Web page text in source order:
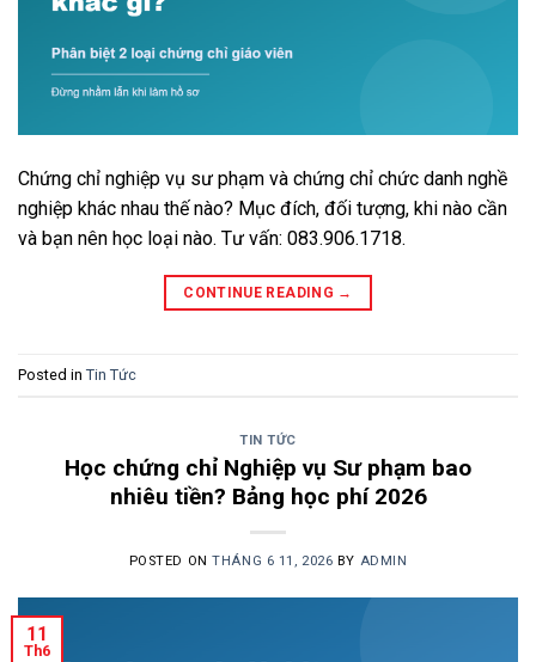
Chứng chỉ nghiệp vụ sư phạm và chứng chỉ chức danh nghề
nghiệp khác nhau thế nào? Mục đích, đối tượng, khi nào cần
và bạn nên học loại nào. Tư vấn: 083.906.1718.
CONTINUE READING →
Posted in Tin Tức
TIN TỨC
Học chứng chỉ Nghiệp vụ Sư phạm bao
nhiêu tiền? Bảng học phí 2026
POSTED ONTHÁNG 6 11, 2026 BY ADMIN
11
Th6